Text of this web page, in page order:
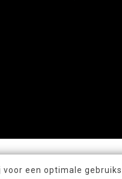
een optimale